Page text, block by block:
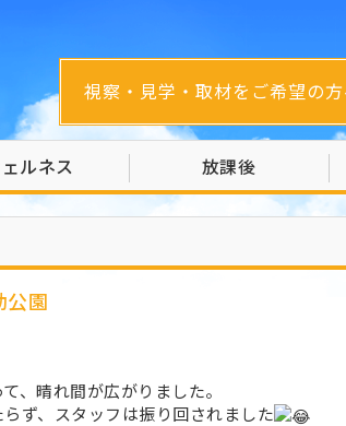
視察・見学・取材をご希望の
ルネス 放課後
公園
、晴れ間が広がりました。
ず、スタッフは振り回されました